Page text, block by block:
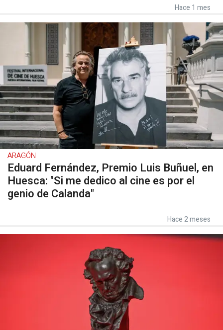
Hace 1 mes
ARAGÓN
Eduard Fernández, Premio Luis Buñuel, en
Huesca: "Si me dedico al cine es por el
genio de Calanda"
Hace 2 meses